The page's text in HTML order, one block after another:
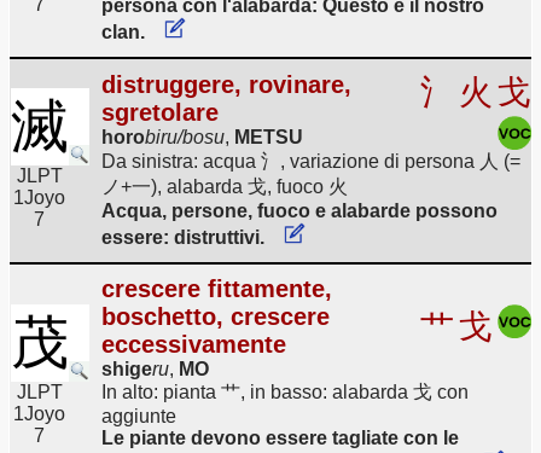
7
persona con l'alabarda: Questo è il nostro
clan.
滅
JLPT
1Joyo
7
distruggere, rovinare,
sgretolare
horobiru/bosu, METSU
氵 火 戈
Da sinistra: acqua 氵, variazione di persona 人 (=
ノ+一), alabarda 戈, fuoco 火
Acqua, persone, fuoco e alabarde possono
essere: distruttivi.
茂
JLPT
1Joyo
7
crescere fittamente,
boschetto, crescere
eccessivamente
shigeru, MO
艹戈
In alto: pianta 艹, in basso: alabarda 戈 con
aggiunte
Le piante devono essere tagliate con le